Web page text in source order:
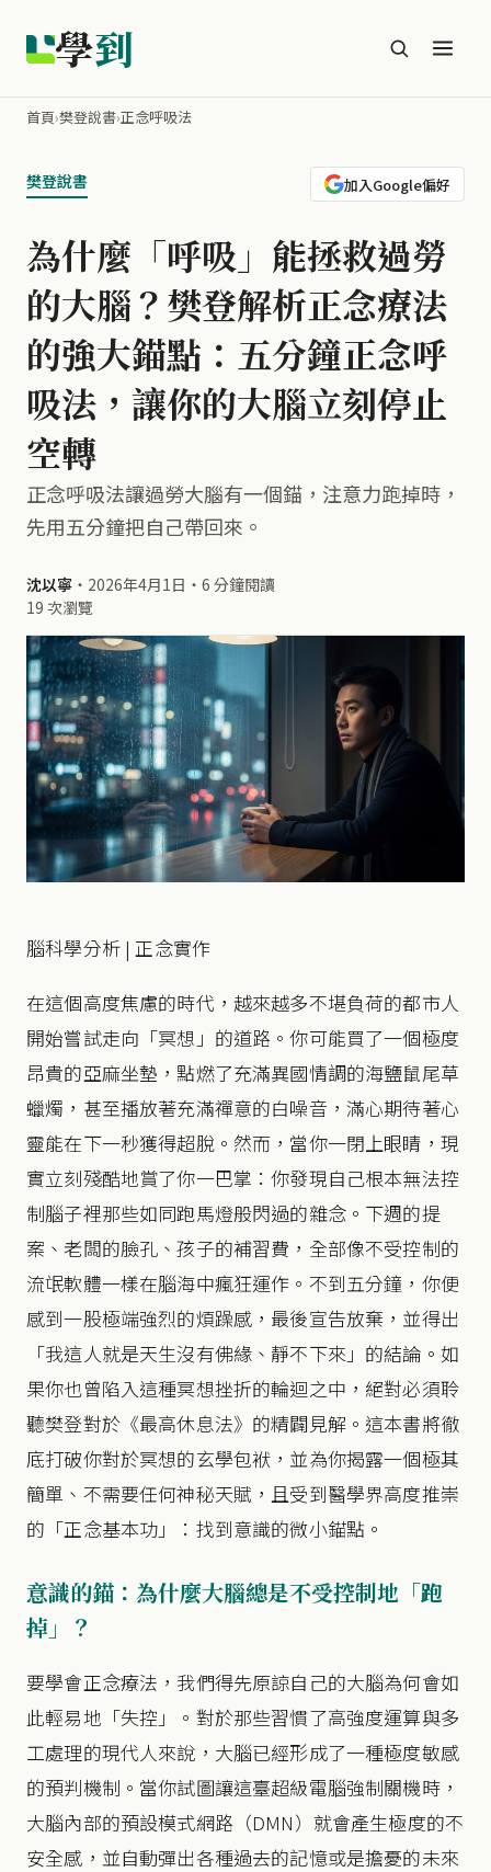
學到
首頁›樊登說書›正念呼吸法
樊登說書 加入Google偏好
為什麼「呼吸」能拯救過勞
的大腦？樊登解析正念療法
的強大錨點：五分鐘正念呼
吸法，讓你的大腦立刻停止
空轉
正念呼吸法讓過勞大腦有一個錨，注意力跑掉時，
先用五分鐘把自己帶回來。
沈以寧 ・ 2026年4月1日 ・ 6 分鐘閱讀
19 次瀏覽
腦科學分析 | 正念實作
在這個高度焦慮的時代，越來越多不堪負荷的都市人
開始嘗試走向「冥想」的道路。你可能買了一個極度
昂貴的亞麻坐墊，點燃了充滿異國情調的海鹽鼠尾草
蠟燭，甚至播放著充滿禪意的白噪音，滿心期待著心
靈能在下一秒獲得超脫。然而，當你一閉上眼睛，現
實立刻殘酷地賞了你一巴掌：你發現自己根本無法控
制腦子裡那些如同跑馬燈般閃過的雜念。下週的提
案、老闆的臉孔、孩子的補習費，全部像不受控制的
流氓軟體一樣在腦海中瘋狂運作。不到五分鐘，你便
感到一股極端強烈的煩躁感，最後宣告放棄，並得出
「我這人就是天生沒有佛緣、靜不下來」的結論。如
果你也曾陷入這種冥想挫折的輪迴之中，絕對必須聆
聽樊登對於《最高休息法》的精闢見解。這本書將徹
底打破你對於冥想的玄學包袱，並為你揭露一個極其
簡單、不需要任何神秘天賦，且受到醫學界高度推崇
的「正念基本功」：找到意識的微小錨點。
意識的錨：為什麼大腦總是不受控制地「跑
掉」？
要學會正念療法，我們得先原諒自己的大腦為何會如
此輕易地「失控」。對於那些習慣了高強度運算與多
工處理的現代人來說，大腦已經形成了一種極度敏感
的預判機制。當你試圖讓這臺超級電腦強制關機時，
大腦內部的預設模式網路（DMN）就會產生極度的不
安全感，並自動彈出各種過去的記憶或是擔憂的未來